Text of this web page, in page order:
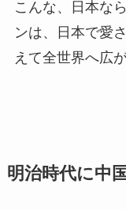
こんな、日本な
ンは、日本で愛
えて全世界へ広
明治時代に中